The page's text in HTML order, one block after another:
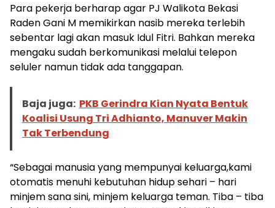
Para pekerja berharap agar PJ Walikota Bekasi
Raden Gani M memikirkan nasib mereka terlebih
sebentar lagi akan masuk Idul Fitri. Bahkan mereka
mengaku sudah berkomunikasi melalui telepon
seluler namun tidak ada tanggapan.
Baja juga: PKB Gerindra Kian Nyata Bentuk
Koalisi Usung Tri Adhianto, Manuver Makin
Tak Terbendung
“Sebagai manusia yang mempunyai keluarga,kami
otomatis menuhi kebutuhan hidup sehari – hari
minjem sana sini, minjem keluarga teman. Tiba – tiba